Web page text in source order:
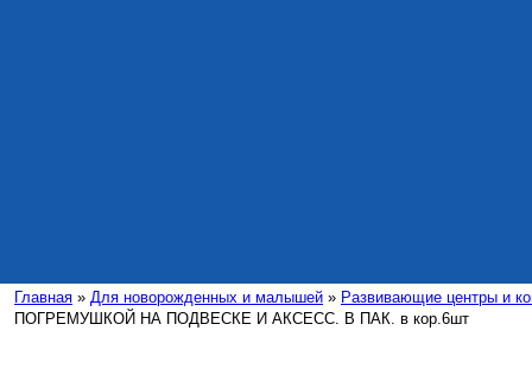
Главная » Для новорожденных и малышей » Развивающие центры и
ПОГРЕМУШКОЙ НА ПОДВЕСКЕ И АКСЕСС. В ПАК. в кор.6шт